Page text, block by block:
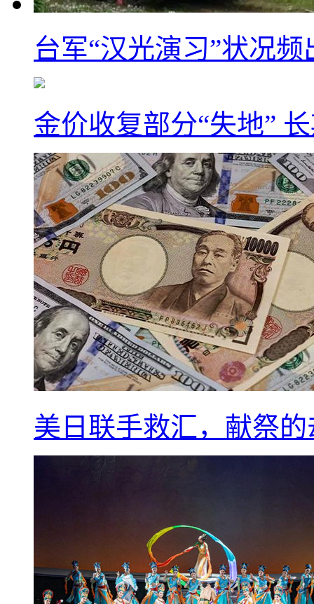
台军“汉光演习”状况
金价收复部分“失地”
美日联手救汇，献祭